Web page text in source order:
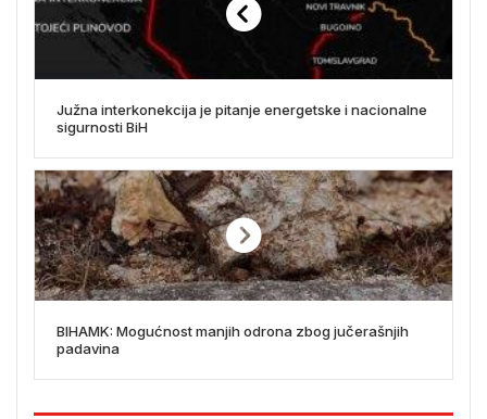
Južna interkonekcija je pitanje energetske i nacionalne
sigurnosti BiH
BIHAMK: Mogućnost manjih odrona zbog jučerašnjih
padavina